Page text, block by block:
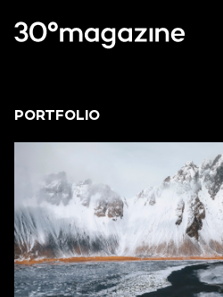
PORTFOLIO